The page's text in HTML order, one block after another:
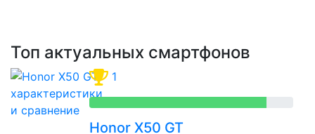
Топ актуальных смартфонов
1
Honor X50 GT